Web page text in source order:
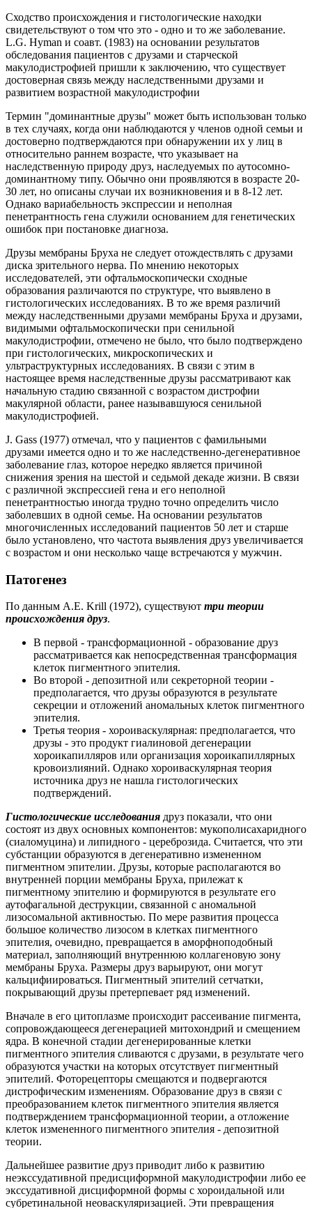
Сходство происхождения и гистологические находки
свидетельствуют о том что это - одно и то же заболевание.
L.G. Hyman и соавт. (1983) на основании результатов
обследования пациентов с друзами и старческой
макулодистрофией пришли к заключению, что существует
достоверная связь между наследственными друзами и
развитием возрастной макулодистрофии
Термин "доминантные друзы" может быть использован только
в тех случаях, когда они наблюдаются у членов одной семьи и
достоверно подтверждаются при обнаружении их у лиц в
относительно раннем возрасте, что указывает на
наследственную природу друз, наследуемых по аутосомно-
доминантному типу. Обычно они проявляются в возрасте 20-
30 лет, но описаны случаи их возникновения и в 8-12 лет.
Однако вариабельность экспрессии и неполная
пенетрантность гена служили основанием для генетических
ошибок при постановке диагноза.
Друзы мембраны Бруха не следует отождествлять с друзами
диска зрительного нерва. По мнению некоторых
исследователей, эти офтальмоскопически сходные
образования различаются по структуре, что выявлено в
гистологических исследованиях. В то же время различий
между наследственными друзами мембраны Бруха и друзами,
видимыми офтальмоскопически при сенильной
макулодистрофии, отмечено не было, что было подтверждено
при гистологических, микроскопических и
ультраструктурных исследованиях. В связи с этим в
настоящее время наследственные друзы рассматривают как
начальную стадию связанной с возрастом дистрофии
макулярной области, ранее называвшуюся сенильной
макулодистрофией.
J. Gass (1977) отмечал, что у пациентов с фамильными
друзами имеется одно и то же наследственно-дегенеративное
заболевание глаз, которое нередко является причиной
снижения зрения на шестой и седьмой декаде жизни. В связи
с различной экспрессией гена и его неполной
пенетрантностью иногда трудно точно определить число
заболевших в одной семье. На основании результатов
многочисленных исследований пациентов 50 лет и старше
было установлено, что частота выявления друз увеличивается
с возрастом и они несколько чаще встречаются у мужчин.
Патогенез
По данным А.Е. Krill (1972), существуют три теории
происхождения друз.
В первой - трансформационной - образование друз
рассматривается как непосредственная трансформация
клеток пигментного эпителия.
Во второй - депозитной или секреторной теории -
предполагается, что друзы образуются в результате
секреции и отложений аномальных клеток пигментного
эпителия.
Третья теория - хороиваскулярная: предполагается, что
друзы - это продукт гиалиновой дегенерации
хороикапилляров или организация хороикапиллярных
кровоизлияний. Однако хороиваскулярная теория
источника друз не нашла гистологических
подтверждений.
Гистологические исследования друз показали, что они
состоят из двух основных компонентов: мукополисахаридного
(сиаломуцина) и липидного - цереброзида. Считается, что эти
субстанции образуются в дегенеративно измененном
пигментном эпителии. Друзы, которые располагаются во
внутренней порции мембраны Бруха, прилежат к
пигментному эпителию и формируются в результате его
аутофагальной деструкции, связанной с аномальной
лизосомальной активностью. По мере развития процесса
большое количество лизосом в клетках пигментного
эпителия, очевидно, превращается в аморфноподобный
материал, заполняющий внутреннюю коллагеновую зону
мембраны Бруха. Размеры друз варьируют, они могут
кальцифиироваться. Пигментный эпителий сетчатки,
покрывающий друзы претерпевает ряд изменений.
Вначале в его цитоплазме происходит рассеивание пигмента,
сопровождающееся дегенерацией митохондрий и смещением
ядра. В конечной стадии дегенерированные клетки
пигментного эпителия сливаются с друзами, в результате чего
образуются участки на которых отсутствует пигментный
эпителий. Фоторецепторы смещаются и подвергаются
дистрофическим изменениям. Образование друз в связи с
преобразованием клеток пигментного эпителия является
подтверждением трансформационной теории, а отложение
клеток измененного пигментного эпителия - депозитной
теории.
Дальнейшее развитие друз приводит либо к развитию
неэкссудативной предисциформной макулодистрофии либо ее
экссудативной дисциформной формы с хороидальной или
субретинальной неоваскуляризацией. Эти превращения